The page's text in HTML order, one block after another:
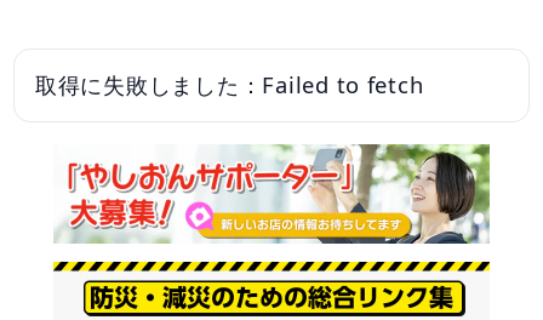
取得に失敗しました：Failed to fetch